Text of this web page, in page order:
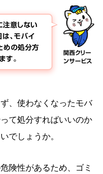
関西クリー
ンサービス
注意しない
、モバイ
めの処分方
す。
、使わなくなったモバ
て処分すればいいのか
でしょうか。
険性があるため、ゴミ